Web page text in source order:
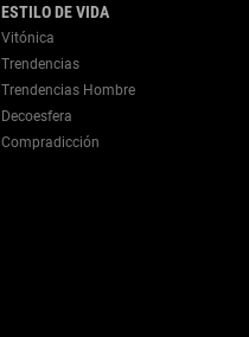
ESTILO DE VIDA
Vitónica
Trendencias
Trendencias Hombre
Decoesfera
Compradicción